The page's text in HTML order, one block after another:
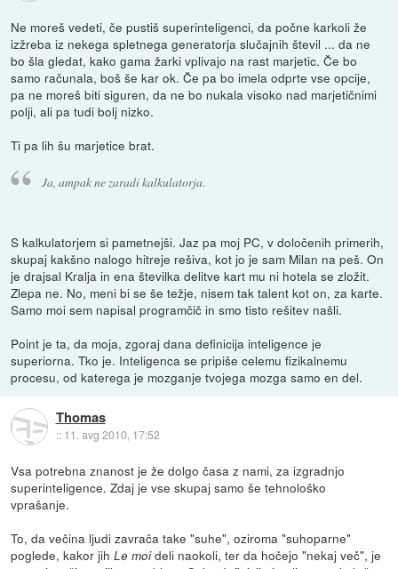
Ne moreš vedeti, če pustiš superinteligenci, da počne karkoli že
izžreba iz nekega spletnega generatorja slučajnih števil ... da ne
bo šla gledat, kako gama žarki vplivajo na rast marjetic. Če bo
samo računala, boš še kar ok. Če pa bo imela odprte vse opcije,
pa ne moreš biti siguren, da ne bo nukala visoko nad marjetičnimi
polji, ali pa tudi bolj nizko.
Ti pa lih šu marjetice brat.
Ja, ampak ne zaradi kalkulatorja.
S kalkulatorjem si pametnejši. Jaz pa moj PC, v določenih primerih,
skupaj kakšno nalogo hitreje rešiva, kot jo je sam Milan na peš. On
je drajsal Kralja in ena številka delitve kart mu ni hotela se zložit.
Zlepa ne. No, meni bi se še težje, nisem tak talent kot on, za karte.
Samo moi sem napisal programčič in smo tisto rešitev našli.
Point je ta, da moja, zgoraj dana definicija inteligence je
superiorna. Tko je. Inteligenca se pripiše celemu fizikalnemu
procesu, od katerega je mozganje tvojega mozga samo en del.
Thomas
:: 11. avg 2010, 17:52
Vsa potrebna znanost je že dolgo časa z nami, za izgradnjo
superinteligence. Zdaj je vse skupaj samo še tehnološko
vprašanje.
To, da večina ljudi zavrača take "suhe", oziroma "suhoparne"
poglede, kakor jihLe moideli naokoli, ter da hočejo "nekaj več", je